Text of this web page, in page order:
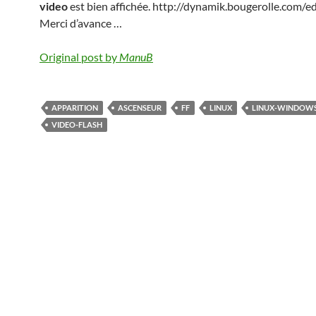
videoest bien affichée. http://dynamik.bougerolle.com/
Merci d’avance …
Original post by ManuB
APPARITION ASCENSEUR FF LINUX
LINUX-
VIDEO-FLASH